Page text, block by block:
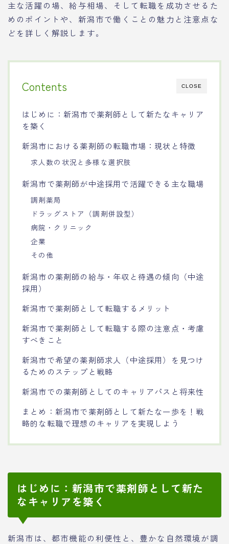
主な活躍の場、給与相場、そして転職を成功させるた
めのポイントや、新潟市で働くことの魅力と注意点な
どを詳しく解説します。
CLOSE
Contents
はじめに：新潟市で薬剤師として新たなキャリア
を築く
新潟市における薬剤師の転職市場：現状と特徴
求人数の状況と多様な選択肢
新潟市で薬剤師が中途採用で活躍できる主な職場
調剤薬局
ドラッグストア（調剤併設型）
病院・クリニック
企業
その他
新潟市の薬剤師の給与・年収と待遇の傾向（中途
採用）
新潟市で薬剤師として転職するメリット
新潟市で薬剤師として転職する際の注意点・考慮
すべきこと
新潟市で希望の薬剤師求人（中途採用）を見つけ
るためのステップと戦略
新潟市での薬剤師としてのキャリアパスと将来性
まとめ：新潟市で薬剤師として新たな一歩を！戦
略的な転職で理想のキャリアを実現しよう
はじめに：新潟市で薬剤師として新た
なキャリアを築く
新潟市は、都市機能の利便性と、豊かな自然環境が調